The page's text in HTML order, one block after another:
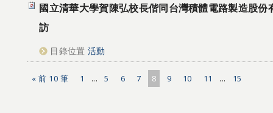
國立清華大學賀陳弘校長偕同台灣積體電路製造股份
訪
目錄位置 活動
« 前 10 筆 1 ... 5 6 7 8 9 10 11 ... 15